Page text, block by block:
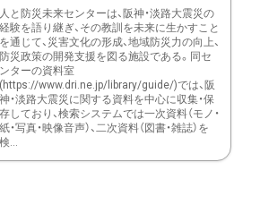
人と防災未来センターは、阪神・淡路大震災の
経験を語り継ぎ、その教訓を未来に生かすこと
を通じて、災害文化の形成、地域防災力の向上、
防災政策の開発支援を図る施設である。同セ
ンターの資料室
(https://www.dri.ne.jp/library/guide/)では、阪
神・淡路大震災に関する資料を中心に収集・保
存しており、検索システムでは一次資料（モノ・
紙・写真・映像音声）、二次資料（図書・雑誌）を
検...